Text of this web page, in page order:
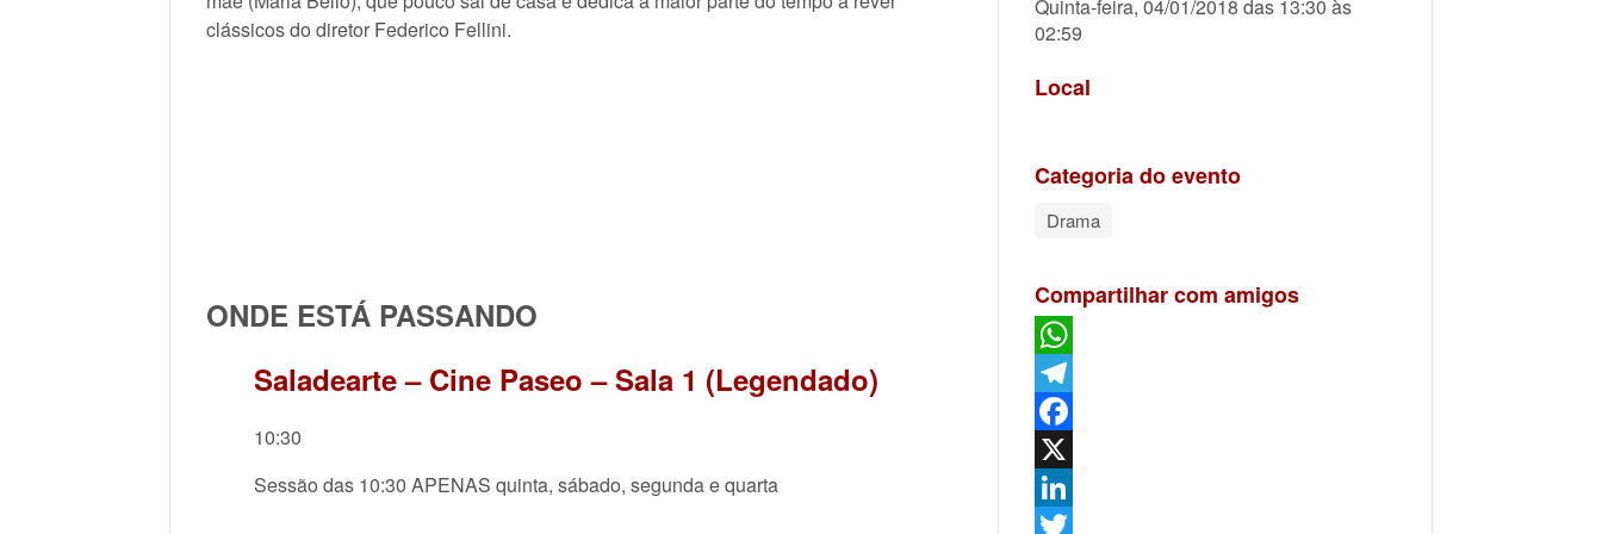
clássicos do diretor Federico Fellini.
ONDE ESTÁ PASSANDO
Saladearte – Cine Paseo – Sala 1 (Legendado)
10:30
Sessão das 10:30 APENAS quinta, sábado, segunda e quarta
Quinta-feira, 04/01/2018 das 13:30 às
02:59
Local
Categoria do evento
Drama
Compartilhar com amigos
WhatsApp
Telegram
Facebook
X
LinkedIn